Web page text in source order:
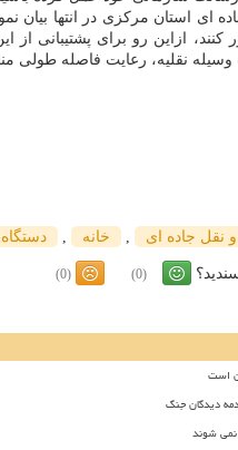
ای استان مرکزی در انتها بیان
ازاین رو برای پشتیبانی از
وسیله نقلیه، رعایت فاصله طولی
نقل جاده ای , خانه , دستگاه
(0)
(0)
دیدگان جنگ
نمی شوند